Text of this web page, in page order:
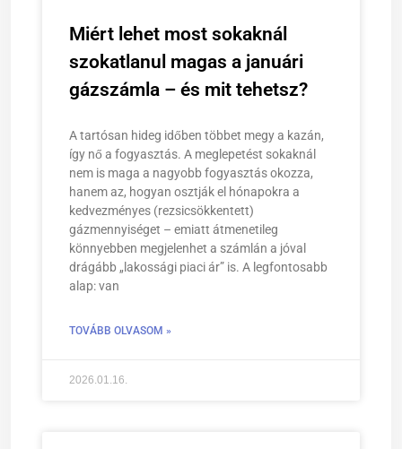
Miért lehet most sokaknál
szokatlanul magas a januári
gázszámla – és mit tehetsz?
A tartósan hideg időben többet megy a kazán,
így nő a fogyasztás. A meglepetést sokaknál
nem is maga a nagyobb fogyasztás okozza,
hanem az, hogyan osztják el hónapokra a
kedvezményes (rezsicsökkentett)
gázmennyiséget – emiatt átmenetileg
könnyebben megjelenhet a számlán a jóval
drágább „lakossági piaci ár” is. A legfontosabb
alap: van
TOVÁBB OLVASOM »
2026.01.16.